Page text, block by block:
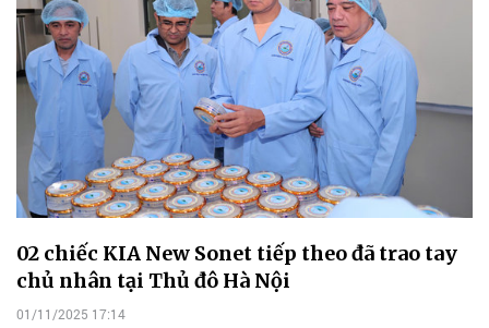
02 chiếc KIA New Sonet tiếp theo đã trao tay
chủ nhân tại Thủ đô Hà Nội
01/11/2025 17:14